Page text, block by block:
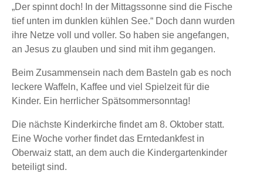
„Der spinnt doch! In der Mittagssonne sind die Fische
tief unten im dunklen kühlen See.“ Doch dann wurden
ihre Netze voll und voller. So haben sie angefangen,
an Jesus zu glauben und sind mit ihm gegangen.
Beim Zusammensein nach dem Basteln gab es noch
leckere Waffeln, Kaffee und viel Spielzeit für die
Kinder. Ein herrlicher Spätsommersonntag!
Die nächste Kinderkirche findet am 8. Oktober statt.
Eine Woche vorher findet das Erntedankfest in
Oberwaiz statt, an dem auch die Kindergartenkinder
beteiligt sind.